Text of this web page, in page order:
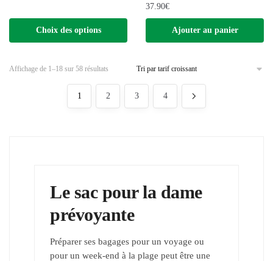
Choix des options
37.90€
Ajouter au panier
Affichage de 1–18 sur 58 résultats
1 2 3 4
Le sac pour la dame
prévoyante
Préparer ses bagages pour un voyage ou
pour un week-end à la plage peut être une